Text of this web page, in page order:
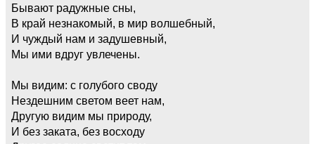
Бывают радужные сны,
В край незнакомый, в мир волшебный,
И чуждый нам и задушевный,
Мы ими вдруг увлечены.
Мы видим: с голубого своду
Нездешним светом веет нам,
Другую видим мы природу,
И без заката, без восходу